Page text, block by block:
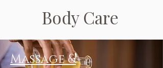
Body Care
Massage &